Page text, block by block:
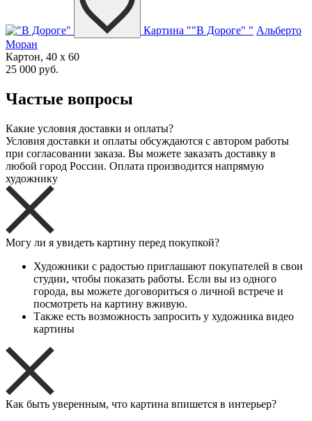
Картина ""В Дороге" " Альберто
Моран
Картон, 40 x 60
25 000 руб.
Частые вопросы
Какие условия доставки и оплаты?
Условия доставки и оплаты обсуждаются с автором работы
при согласовании заказа. Вы можете заказать доставку в
любой город России. Оплата производится напрямую
художнику
Могу ли я увидеть картину перед покупкой?
Художники с радостью приглашают покупателей в свои
студии, чтобы показать работы. Если вы из одного
города, вы можете договориться о личной встрече и
посмотреть на картину вживую.
Также есть возможность запросить у художника видео
картины
Как быть уверенным, что картина впишется в интерьер?